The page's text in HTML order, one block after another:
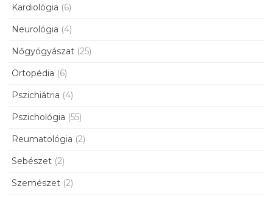
Kardiológia (6)
Neurológia (4)
Nőgyógyászat (25)
Ortopédia (6)
Pszichiátria (4)
Pszichológia (55)
Reumatológia (2)
Sebészet (2)
Szemészet (2)